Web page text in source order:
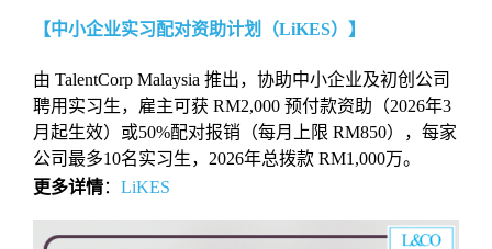
【中小企业实习配对资助计划（LiKES）】
由 TalentCorp Malaysia 推出，协助中小企业及初创公司
聘用实习生，雇主可获 RM2,000 预付款资助（2026年3
月起生效）或50%配对报销（每月上限 RM850），每家
公司最多10名实习生，2026年总拨款 RM1,000万。
更多详情： LiKES